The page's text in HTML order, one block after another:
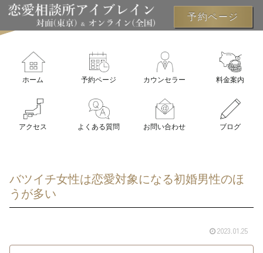
ホーム 予約ページ カウンセラー 料金案内
アクセス よくある質問 お問い合わせ ブログ
バツイチ女性は恋愛対象になる初婚男性のほ
うが多い
2023.01.25
予約ページ